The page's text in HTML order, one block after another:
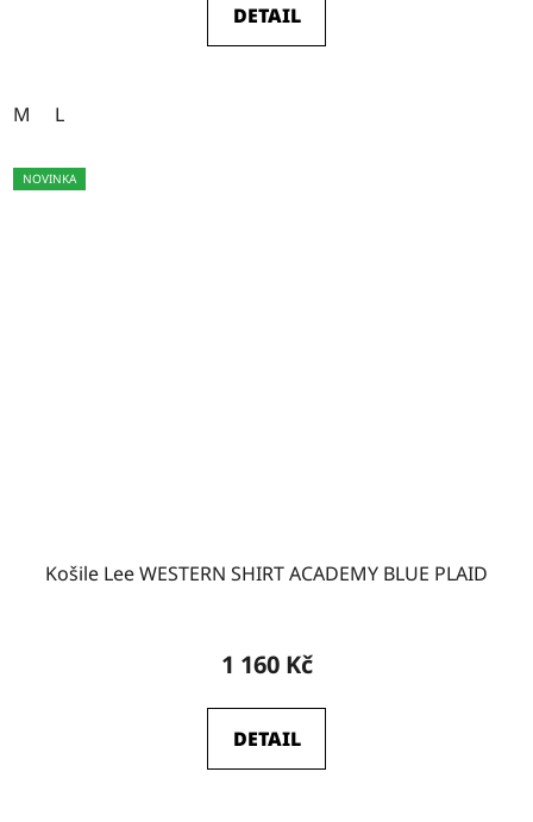
DETAIL
M L
NOVINKA
Košile Lee WESTERN SHIRT ACADEMY BLUE PLAID
1 160 Kč
DETAIL